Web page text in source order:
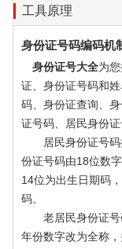
工具原理
身份证号码编码机
身份证号大全为
证、身份证号码和
码、身份证查询、
证号码、居民身份证
居民身份证号码
份证号码由18位数
14位为出生日期码
码。
老居民身份证号
年份数字改为全称